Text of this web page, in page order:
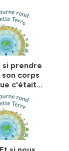
si prendre
son corps
c'était
soin de la
avec
Fischer,
et